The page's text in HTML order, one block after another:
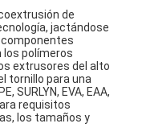
de
jactándose
polímeros
extrusores del alto
tornillo para una
SURLYN, EVA, EAA,
requisitos
los tamaños y